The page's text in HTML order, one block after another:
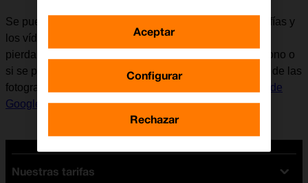
Se puede hacer una copia de seguridad de las fotografías y
los vídeos del móvil con Google Drive para que no se
pierdan, por ejemplo, al actualizar el software del teléfono o
si se pierde. Para poder hacer una copia de seguridad de las
fotografías y los vídeos, es necesario
activar la cuenta de
Google en el móvilyconfigurar el móvil para internet
Nuestras tarifas
Configurar
Rechazar
Aceptar